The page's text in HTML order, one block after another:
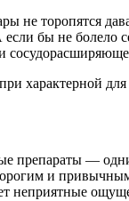
не торопятся
бы не болело
характерной
препараты —
и
неприятные